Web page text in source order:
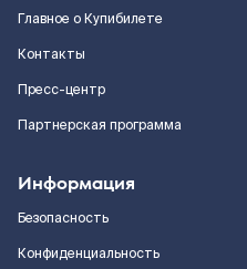
Главное о Купибилете
Контакты
Пресс-центр
Партнерская программа
Информация
Безопасность
Конфиденциальность